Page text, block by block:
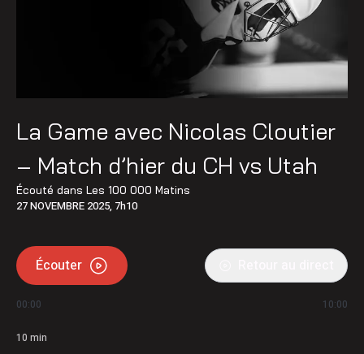
La Game avec Nicolas Cloutier
– Match d’hier du CH vs Utah
Écouté dans Les 100 000 Matins
27 NOVEMBRE 2025, 7h10
Écouter
00:00 10:00
10 min